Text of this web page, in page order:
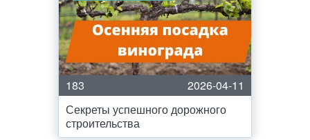
183
2026-04-11
Секреты успешного дорожного
строительства